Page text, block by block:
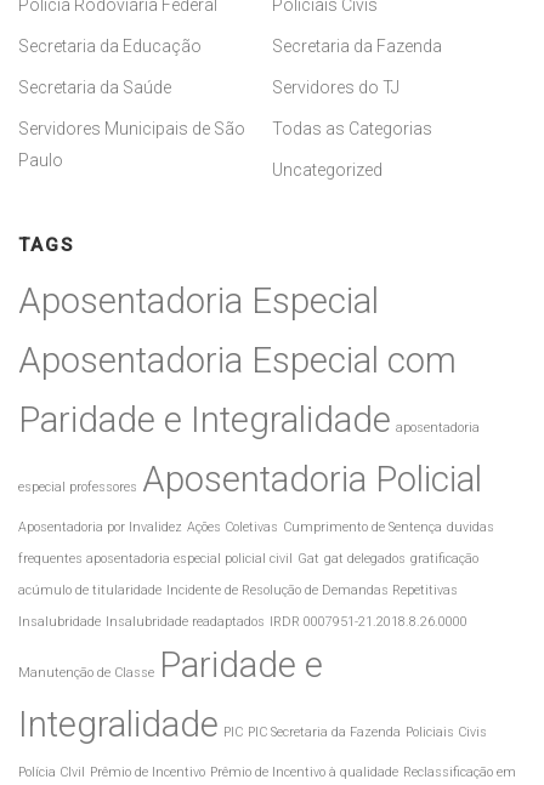
Polícia Rodoviária Federal Policiais Civis
Secretaria da Educação Secretaria da Fazenda
Secretaria da Saúde Servidores do TJ
Servidores Municipais de São
Paulo
Todas as Categorias
Uncategorized
TAGS
Aposentadoria Especial
Aposentadoria Especial com
Paridade e Integralidade aposentadoria
especial professores Aposentadoria Policial
Aposentadoria por Invalidez Ações Coletivas Cumprimento de Sentença duvidas
frequentes aposentadoria especial policial civil
Gat gat delegados gratificação
acúmulo de titularidade
Incidente de Resolução de Demandas Repetitivas
Insalubridade
Insalubridade readaptados IRDR 0007951-21.2018.8.26.0000
Manutenção de Classe Paridade e
Integralidade PIC PIC Secretaria da Fazenda Policiais Civis
Polícia CIvil Prêmio de Incentivo Prêmio de Incentivo à qualidade Reclassificação em